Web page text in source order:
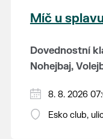
Míč u
Dovednostní
Nohejbaj,
Zúčastnit se
týmů - každý
8. 8. 2026
Esko club,